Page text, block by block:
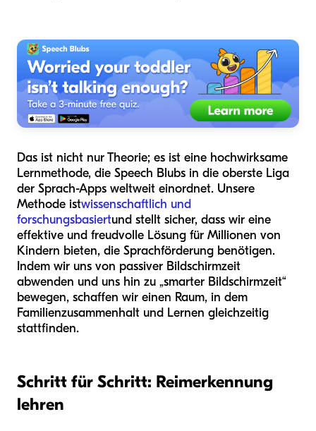
Das ist nicht nur Theorie; es ist eine hochwirksame
Lernmethode, die Speech Blubs in die oberste Liga
der Sprach-Apps weltweit einordnet. Unsere
Methode istwissenschaftlich und
forschungsbasiertund stellt sicher, dass wir eine
effektive und freudvolle Lösung für Millionen von
Kindern bieten, die Sprachförderung benötigen.
Indem wir uns von passiver Bildschirmzeit
abwenden und uns hin zu „smarter Bildschirmzeit“
bewegen, schaffen wir einen Raum, in dem
Familienzusammenhalt und Lernen gleichzeitig
stattfinden.
Schritt für Schritt: Reimerkennung
lehren